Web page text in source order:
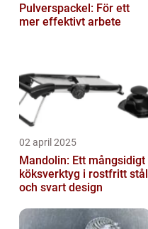
Pulverspackel: För ett
mer effektivt arbete
02 april 2025
Mandolin: Ett mångsidigt
köksverktyg i rostfritt stål
och svart design